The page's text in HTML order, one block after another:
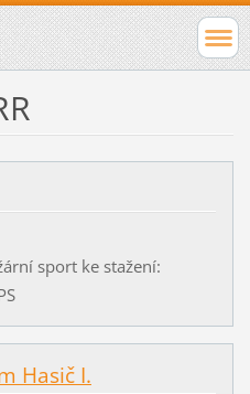
sport ke stažení:
Hasič I.